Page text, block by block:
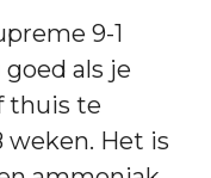
9-1
als je
thuis te
weken. Het is